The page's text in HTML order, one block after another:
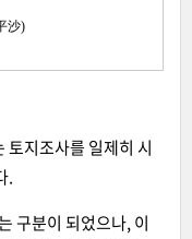
沙)
토지조사를 일제히 시
.
구분이 되었으나, 이